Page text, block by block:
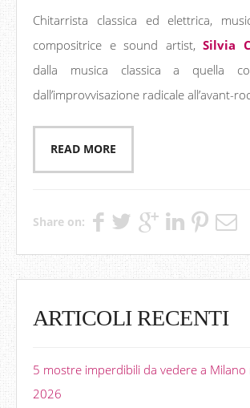
Chitarrista classica ed elettrica,
compositrice e sound artist, Silvia
dalla musica classica a quella
dall’improvvisazione radicale all’avant-
READ MORE
Share on:
ARTICOLI RECENTI
5 mostre imperdibili da vedere a Milano
2026